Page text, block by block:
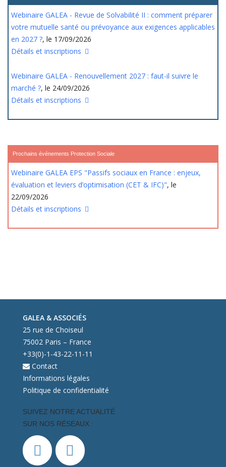
Webinaire GALEA - Revue de Solvabilité II : comment préparer
votre mutuelle santé ou prévoyance aux exigences applicables
en 2027 ?, le 17/09/2026
Détails et inscriptions
Webinaire GALEA - Renouvellement 2027 : faut-il suivre le
marché ?, le 24/09/2026
Détails et inscriptions
Prochains événements Protection Sociale
Webinaire GALEA EPS "Passifs sociaux en France : enjeux,
évaluation et leviers d’optimisation (CET & IFC)", le
22/09/2026
Détails et inscriptions
GALEA & ASSOCIÉS
25 rue de Choiseul
75002 Paris – France
+33(0)-1-43-22-11-11
Contact
Informations légales
Politique de confidentialité
SUIVEZ NOTRE ACTUALITÉ
SUR NOS RÉSEAUX :